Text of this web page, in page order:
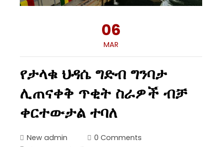
06
MAR
የታላቁ ህዳሴ ግድብ ግንባታ
ሊጠናቀቅ ጥቂት ስራዎች ብቻ
ቀርተውታል ተባለ
New admin
0 Comments